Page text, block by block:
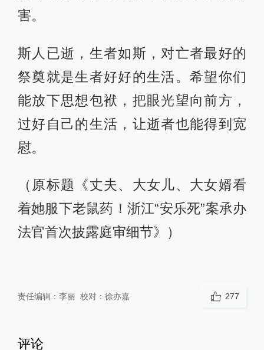
害。
斯人已逝，生者如斯，对亡者最好的
祭奠就是生者好好的生活。希望你们
能放下思想包袱，把眼光望向前方，
过好自己的生活，让逝者也能得到宽
慰。
（原标题《丈夫、大女儿、大女婿看
着她服下老鼠药！浙江“安乐死”案承办
法官首次披露庭审细节》）
责任编辑： 李丽 校对： 徐亦嘉 277
评论